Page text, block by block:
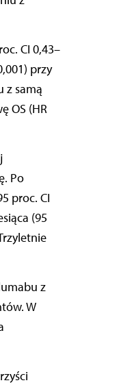
CI 0,43–
przy
z samą
OS (HR
Po
proc. CI
(95
z
W